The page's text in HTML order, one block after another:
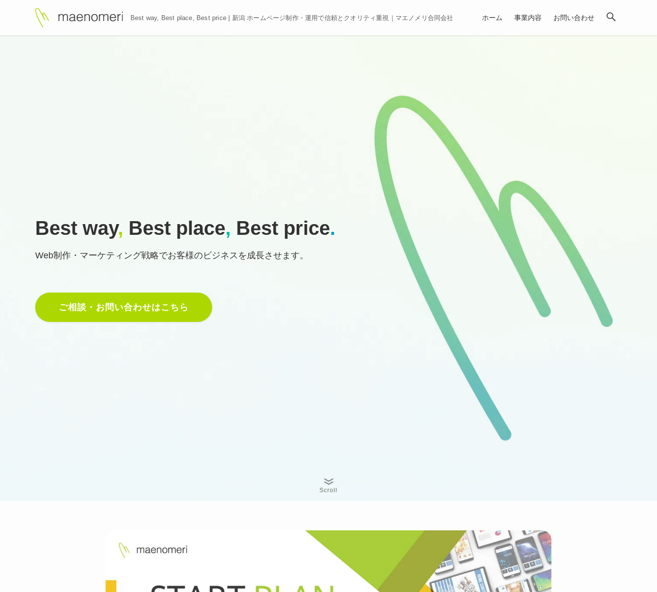
Best way, Best place, Best price | 新潟 ホームページ制作・運用で信頼とクオリティ重視｜マエノメリ合同会社 ホーム 事業内容 お問い合わせ
Best way, Best place, Best price.
Web制作・マーケティング戦略でお客様のビジネスを成長させます。
ご相談・お問い合わせはこちら
Scroll